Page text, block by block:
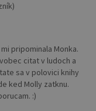
pripominala Monka.
citat v ludoch a
sa v polovici knihy
ked Molly zatknu.
:)